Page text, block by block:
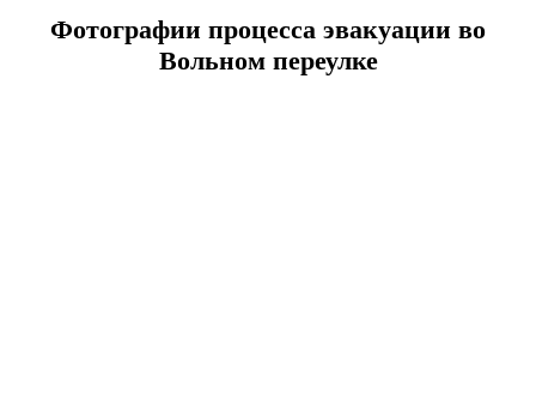
Фотографии процесса эвакуации во
Вольном переулке